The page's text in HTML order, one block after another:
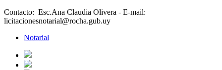
Contacto: Esc.Ana Claudia Olivera - E-mail:
licitacionesnotarial@rocha.gub.uy
Notarial